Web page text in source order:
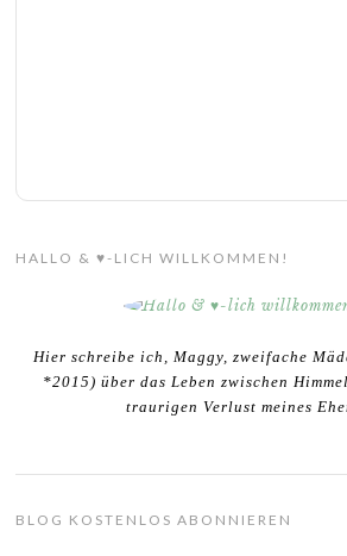
HALLO & ♥-LICH WILLKOMMEN!
Hier schreibe ich, Maggy, zweifache
*2015) über das Leben zwischen
traurigen Verlust meines
BLOG KOSTENLOS ABONNIEREN